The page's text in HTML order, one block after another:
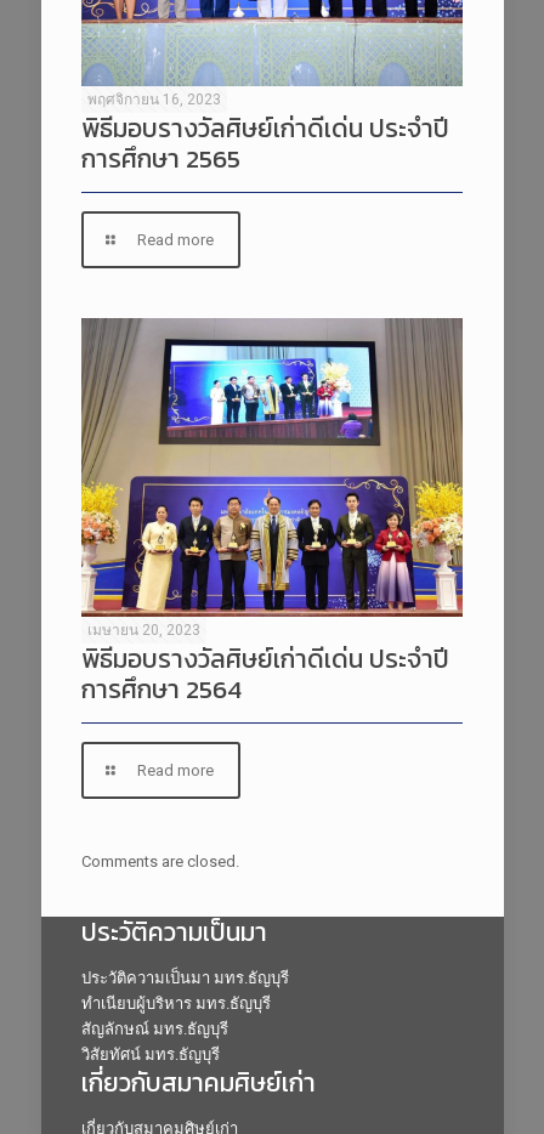
พฤศจิกายน 16, 2023
พิธีมอบรางวัลศิษย์เก่าดีเด่น ประจำปี
การศึกษา 2565
Read more
เมษายน 20, 2023
พิธีมอบรางวัลศิษย์เก่าดีเด่น ประจำปี
การศึกษา 2564
Read more
Comments are closed.
ประวัติความเป็นมา
ประวัติความเป็นมา มทร.ธัญบุรี
ทำเนียบผู้บริหาร มทร.ธัญบุรี
สัญลักษณ์ มทร.ธัญบุรี
วิสัยทัศน์ มทร.ธัญบุรี
เกี่ยวกับสมาคมศิษย์เก่า
เกี่ยวกับสมาคมศิษย์เก่า